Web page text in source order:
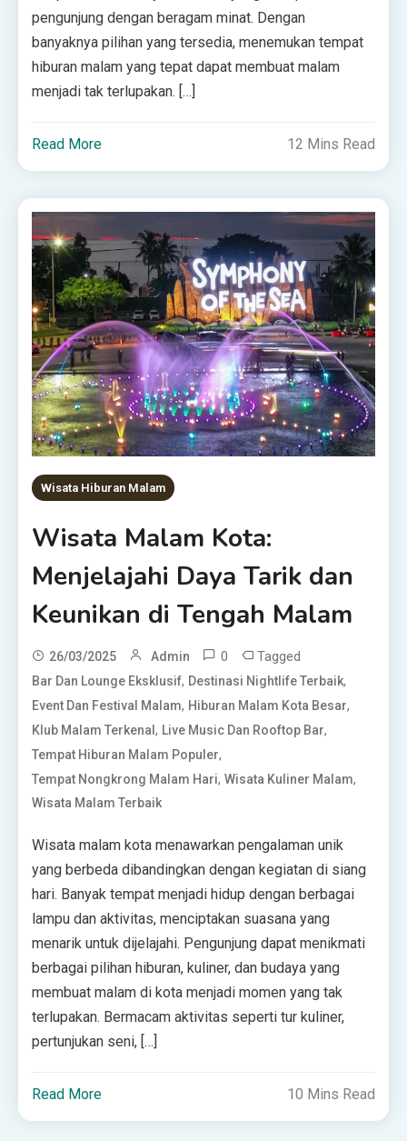
pengunjung dengan beragam minat. Dengan
banyaknya pilihan yang tersedia, menemukan tempat
hiburan malam yang tepat dapat membuat malam
menjadi tak terlupakan. […]
Read More 12 Mins Read
Wisata Hiburan Malam
Wisata Malam Kota:
Menjelajahi Daya Tarik dan
Keunikan di Tengah Malam
26/03/2025 Admin 0 Tagged
Bar Dan Lounge Eksklusif, Destinasi Nightlife Terbaik,
Event Dan Festival Malam, Hiburan Malam Kota Besar,
Klub Malam Terkenal, Live Music Dan Rooftop Bar,
Tempat Hiburan Malam Populer,
Tempat Nongkrong Malam Hari,Wisata Kuliner Malam,
Wisata Malam Terbaik
Wisata malam kota menawarkan pengalaman unik
yang berbeda dibandingkan dengan kegiatan di siang
hari. Banyak tempat menjadi hidup dengan berbagai
lampu dan aktivitas, menciptakan suasana yang
menarik untuk dijelajahi. Pengunjung dapat menikmati
berbagai pilihan hiburan, kuliner, dan budaya yang
membuat malam di kota menjadi momen yang tak
terlupakan. Bermacam aktivitas seperti tur kuliner,
pertunjukan seni, […]
Read More 10 Mins Read